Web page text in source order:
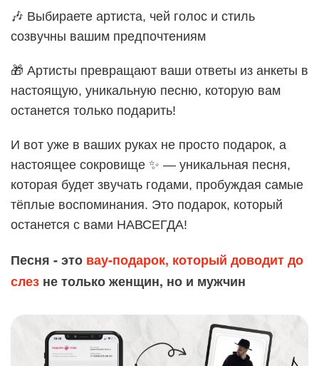
🎶 Выбираете артиста, чей голос и стиль
созвучны вашим предпочтениям
🎁 Артисты превращают ваши ответы из анкеты в
настоящую, уникальную песню, которую вам
останется только подарить!
И вот уже в ваших руках не просто подарок, а
настоящее сокровище ✨ — уникальная песня,
которая будет звучать годами, пробуждая самые
тёплые воспоминания. Это подарок, который
останется с вами НАВСЕГДА!
Песня - это вау-подарок, который доводит до
слез не только женщин, но и мужчин